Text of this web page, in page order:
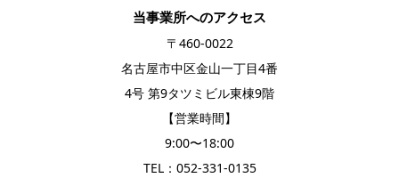
当事業所へのアクセス
〒460-0022
名古屋市中区金山一丁目4番
4号 第9タツミビル東棟9階
【営業時間】
9:00〜18:00
TEL： 052-331-0135